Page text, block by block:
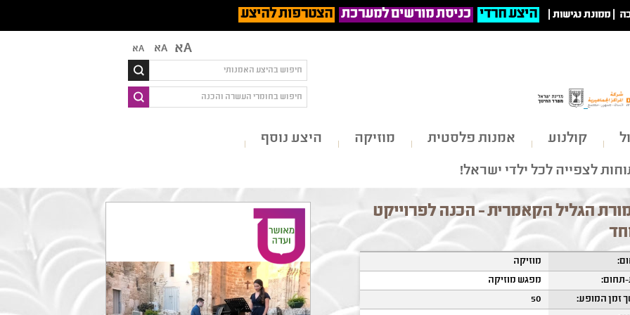
ממונת נגישות היצע חרדי כניסת מורשים למערכת הצטרפות להיצע
Aא Aא Aא
קולנוע אמנות פלסטית מוזיקה
היצע נוסף
לצפייה לכל ילדי ישראל!
הגליל הקאמרית - הכנה לפרוייקט
מוזיקה
תחום:
מפגש מוזיקה
זמן המופע:
50